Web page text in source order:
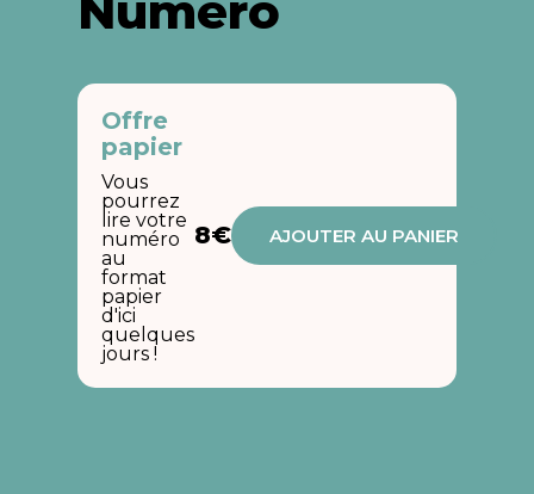
Offre
papier
Vous
pourrez
lire votre
numéro
au
format
papier
d'ici
quelques
jours !
8€ AJOUTER AU PANIER